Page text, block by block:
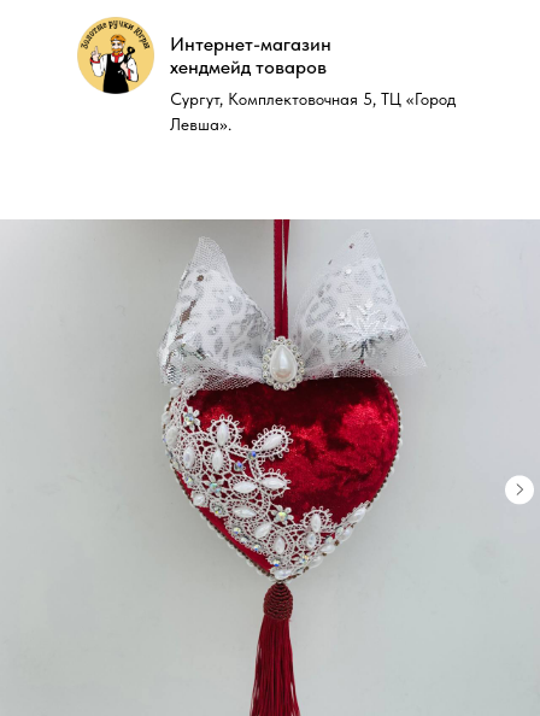
Интернет-магазин
хендмейд товаров
Сургут, Комплектовочная 5, ТЦ «Город
Левша».
Интернет-магазин
хендмейд товаров
Сургут, Комплектовочная 5, ТЦ «Город
Левша».